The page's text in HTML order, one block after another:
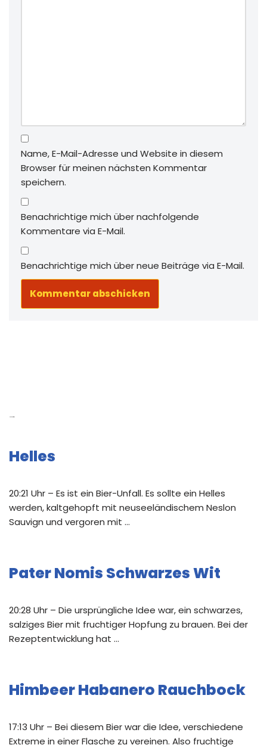
Name, E-Mail-Adresse und Website in diesem
Browser für meinen nächsten Kommentar
speichern.
Benachrichtige mich über nachfolgende
Kommentare via E-Mail.
Benachrichtige mich über neue Beiträge via E-Mail.
Helles
20:21 Uhr – Es ist ein Bier-Unfall. Es sollte ein Helles
werden, kaltgehopft mit neuseeländischem Neslon
Sauvign und vergoren mit …
Pater Nomis Schwarzes Wit
20:28 Uhr – Die ursprüngliche Idee war, ein schwarzes,
salziges Bier mit fruchtiger Hopfung zu brauen. Bei der
Rezeptentwicklung hat …
Himbeer Habanero Rauchbock
17:13 Uhr – Bei diesem Bier war die Idee, verschiedene
Extreme in einer Flasche zu vereinen. Also fruchtige